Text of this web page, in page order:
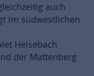
auch
im südwestlichen
Heisebach
der Mattenberg